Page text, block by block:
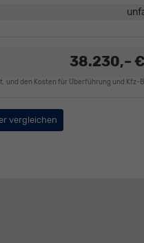
38.230,– €
und den Kosten für Überführung und Kfz-
vergleichen